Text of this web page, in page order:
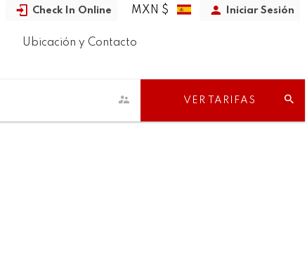
Check In Online MXN $ Iniciar Sesión
Ubicación y Contacto
VER TARIFAS